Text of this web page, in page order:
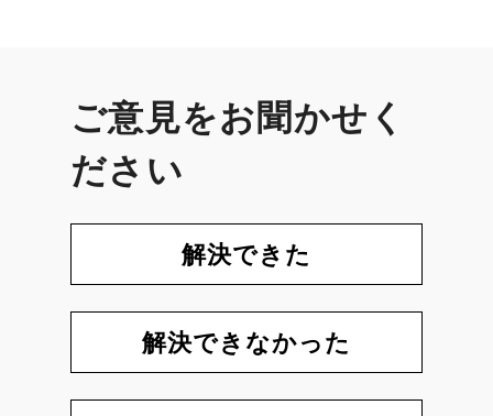
ご意見をお聞かせく
ださい
解決できた
解決できなかった